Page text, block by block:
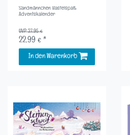
Sandmännchen Bastelspaß
Adventskalender
UVP 27,95 €
22,99 € *
In den Warenkorb